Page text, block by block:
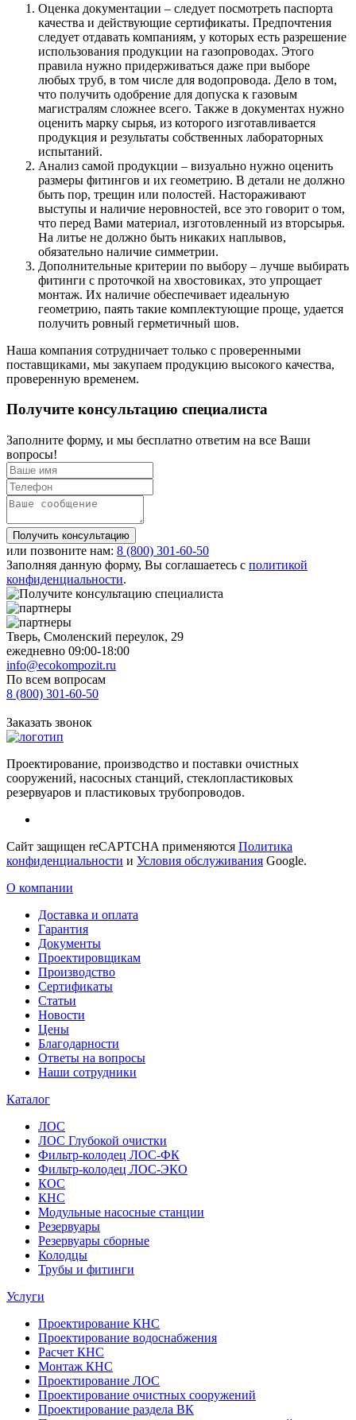
Оценка документации – следует посмотреть паспорта
качества и действующие сертификаты. Предпочтения
следует отдавать компаниям, у которых есть разрешение
использования продукции на газопроводах. Этого
правила нужно придерживаться даже при выборе
любых труб, в том числе для водопровода. Дело в том,
что получить одобрение для допуска к газовым
магистралям сложнее всего. Также в документах нужно
оценить марку сырья, из которого изготавливается
продукция и результаты собственных лабораторных
испытаний.
Анализ самой продукции – визуально нужно оценить
размеры фитингов и их геометрию. В детали не должно
быть пор, трещин или полостей. Настораживают
выступы и наличие неровностей, все это говорит о том,
что перед Вами материал, изготовленный из вторсырья.
На литье не должно быть никаких наплывов,
обязательно наличие симметрии.
Дополнительные критерии по выбору – лучше выбирать
фитинги с проточкой на хвостовиках, это упрощает
монтаж. Их наличие обеспечивает идеальную
геометрию, паять такие комплектующие проще, удается
получить ровный герметичный шов.
Наша компания сотрудничает только с проверенными
поставщиками, мы закупаем продукцию высокого качества,
проверенную временем.
Получите консультацию специалиста
Заполните форму, и мы бесплатно ответим на все Ваши
вопросы!
Получить консультацию
или позвоните нам: 8 (800) 301-60-50
Заполняя данную форму, Вы соглашаетесь с политикой
конфиденциальности.
Тверь, Смоленский переулок, 29
ежедневно 09:00-18:00
info@ecokompozit.ru
По всем вопросам
8 (800) 301-60-50
Заказать звонок
Проектирование, производство и поставки очистных
сооружений, насосных станций, стеклопластиковых
резервуаров и пластиковых трубопроводов.
Сайт защищен reCAPTCHA применяются Политика
конфиденциальности и Условия обслуживания Google.
О компании
Доставка и оплата
Гарантия
Документы
Проектировщикам
Производство
Сертификаты
Статьи
Новости
Цены
Благодарности
Ответы на вопросы
Наши сотрудники
Каталог
ЛОС
ЛОС Глубокой очистки
Фильтр-колодец ЛОС-ФК
Фильтр-колодец ЛОС-ЭКО
КОС
КНС
Модульные насосные станции
Резервуары
Резервуары сборные
Колодцы
Трубы и фитинги
Услуги
Проектирование КНС
Проектирование водоснабжения
Расчет КНС
Монтаж КНС
Проектирование ЛОС
Проектирование очистных сооружений
Проектирование раздела ВК